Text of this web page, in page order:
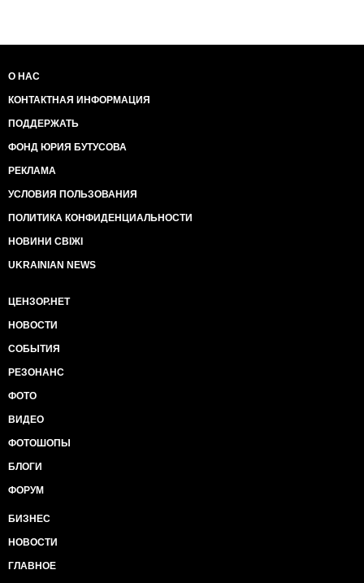
О НАС
КОНТАКТНАЯ ИНФОРМАЦИЯ
ПОДДЕРЖАТЬ
ФОНД ЮРИЯ БУТУСОВА
РЕКЛАМА
УСЛОВИЯ ПОЛЬЗОВАНИЯ
ПОЛИТИКА КОНФИДЕНЦИАЛЬНОСТИ
НОВИНИ СВІЖІ
UKRAINIAN NEWS
ЦЕНЗОР.НЕТ
НОВОСТИ
СОБЫТИЯ
РЕЗОНАНС
ФОТО
ВИДЕО
ФОТОШОПЫ
БЛОГИ
ФОРУМ
БИЗНЕС
НОВОСТИ
ГЛАВНОЕ